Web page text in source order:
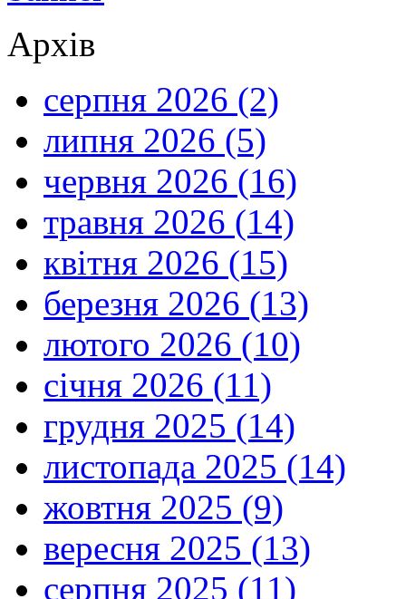
Архів
серпня 2026 (2)
липня 2026 (5)
червня 2026 (16)
травня 2026 (14)
квітня 2026 (15)
березня 2026 (13)
лютого 2026 (10)
січня 2026 (11)
грудня 2025 (14)
листопада 2025 (14)
жовтня 2025 (9)
вересня 2025 (13)
серпня 2025 (11)